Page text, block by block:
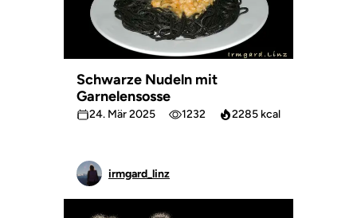
Schwarze Nudeln mit
Garnelensosse
24. Mär 2025 1232 2285 kcal
irmgard_linz